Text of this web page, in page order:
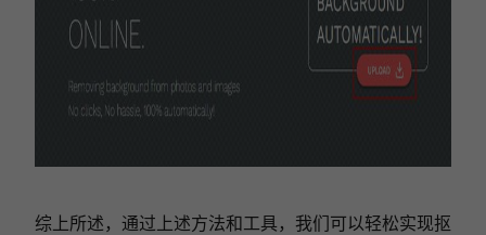
综上所述，通过上述方法和工具，我们可以轻松实现抠